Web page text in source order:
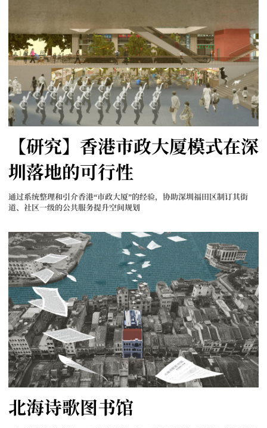
【研究】香港市政大厦模式在深
圳落地的可行性
通过系统整理和引介香港“市政大厦”的经验，协助深圳福田区制订其街
道、社区一级的公共服务提升空间规划
北海诗歌图书馆